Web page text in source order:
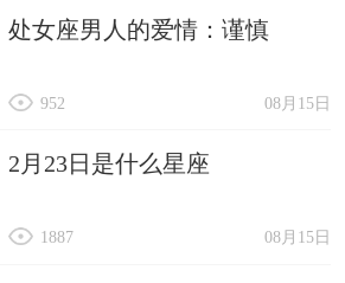
处女座男人的爱情：谨慎
08月15日
952
2月23日是什么星座
08月15日
1887